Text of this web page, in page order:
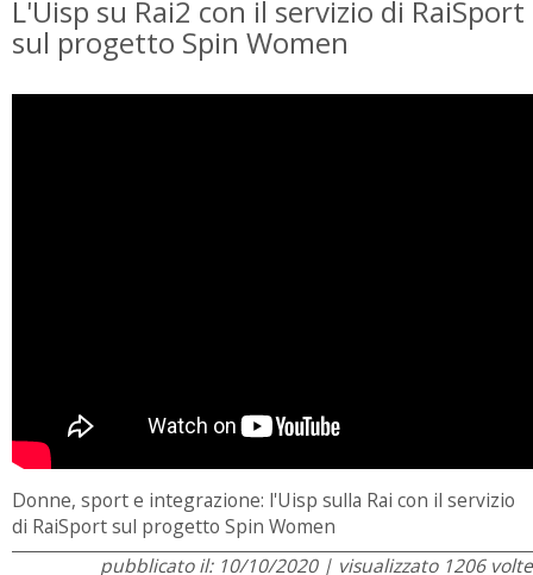
L'Uisp su Rai2 con il servizio di RaiSport
sul progetto Spin Women
Donne, sport e integrazione: l'Uisp sulla Rai con il servizio
di RaiSport sul progetto Spin Women
pubblicato il: 10/10/2020 | visualizzato 1206 volte